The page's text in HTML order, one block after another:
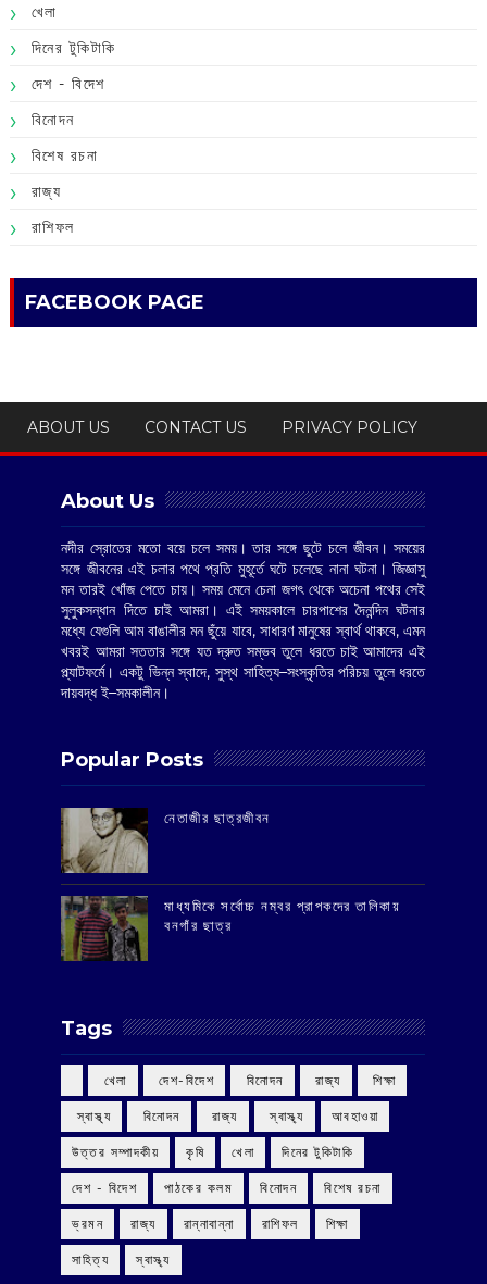
খেলা
দিনের টুকিটাকি
দেশ - বিদেশ
বিনোদন
বিশেষ রচনা
রাজ্য
রাশিফল
FACEBOOK PAGE
ABOUT US CONTACT US PRIVACY POLICY
About Us
নদীর স্রোতের মতো বয়ে চলে সময়। তার সঙ্গে ছুটে চলে জীবন। সময়ের
সঙ্গে জীবনের এই চলার পথে প্রতি মুহূর্তে ঘটে চলেছে নানা ঘটনা। জিজ্ঞাসু
মন তারই খোঁজ পেতে চায়। সময় মেনে চেনা জগৎ থেকে অচেনা পথের সেই
সুলুকসন্ধান দিতে চাই আমরা। এই সময়কালে চারপাশের দৈনন্দিন ঘটনার
মধ্যে যেগুলি আম বাঙালীর মন ছুঁয়ে যাবে, সাধারণ মানুষের স্বার্থ থাকবে, এমন
খবরই আমরা সততার সঙ্গে যত দ্রুত সম্ভব তুলে ধরতে চাই আমাদের এই
প্ল্যাটফর্মে। একটু ভিন্ন স্বাদে, সুস্থ সাহিত্য–সংস্কৃতির পরিচয় তুলে ধরতে
দায়বদ্ধ ই–সমকালীন।
Popular Posts
‌নেতাজীর ছাত্রজীবন
মাধ্যমিকে সর্বোচ্চ নম্বর প্রাপকদের তালিকায়
বনগাঁর ছাত্র
Tags
‌ খেলা ‌ দেশ-বিদেশ ‌ বিনোদন ‌ রাজ্য ‌ শিক্ষা
‌ স্বাস্থ্য ‌ বিনোদন ‌ রাজ্য ‌ স্বাস্থ্য আবহাওয়া
উত্তর সম্পাদকীয় কৃষি খেলা দিনের টুকিটাকি
দেশ - বিদেশ পাঠকের কলম বিনোদন বিশেষ রচনা
ভ্রমন রাজ্য রান্নাবান্না রাশিফল শিক্ষা
সাহিত্য স্বাস্থ্য